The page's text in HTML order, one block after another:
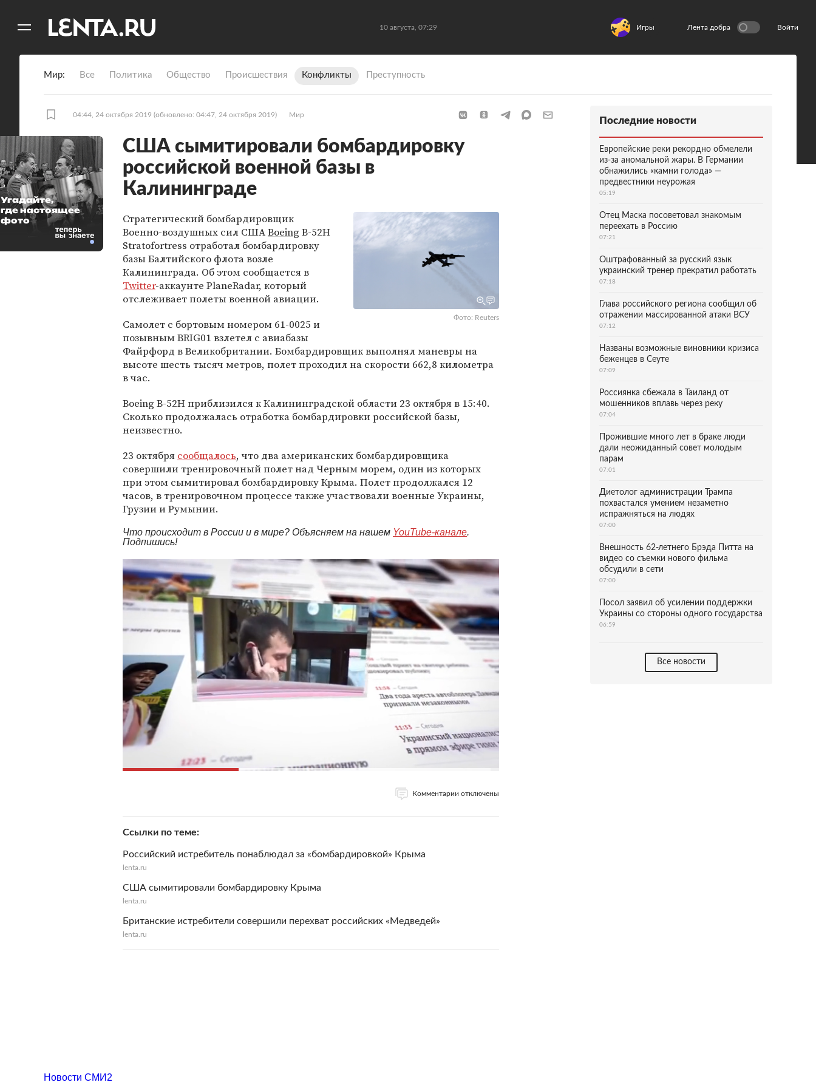
10 августа, 07:29 Игры Лента добра Войти
Мир Все Политика Общество Происшествия Конфликты Преступность
04:44, 24 октября 2019 (обновлено: 04:47, 24 октября 2019) Мир
США сымитировали бомбардировку
российской военной базы в
Калининграде
Фото: Reuters
Стратегический бомбардировщик
Военно-воздушных сил СШАBoeing B-52H
Stratofortress отработал бомбардировку
базы Балтийского флота возле
Калининграда. Об этом сообщается в
Twitter-аккаунте PlaneRadar, который
отслеживает полеты военной авиации.
Самолет с бортовым номером 61-0025 и
позывным BRIG01 взлетел с авиабазы
Файрфорд в Великобритании. Бомбардировщик выполнял маневры на
высоте шесть тысяч метров, полет проходил на скорости 662,8 километра
в час.
Boeing B-52H приблизился к Калининградской области 23 октября в 15:40.
Сколько продолжалась отработка бомбардировки российской базы,
неизвестно.
23 октября сообщалось, что два американских бомбардировщика
совершили тренировочный полет над Черным морем, один из которых
при этом сымитировал бомбардировку Крыма. Полет продолжался 12
часов, в тренировочном процессе также участвовали военные Украины,
Грузии и Румынии.
Что происходит в России и в мире? Объясняем на нашем YouTube-канале.
Подпишись!
Комментарии отключены
Ссылки по теме
Российский истребитель понаблюдал за «бомбардировкой» Крыма
lenta.ru
США сымитировали бомбардировку Крыма
lenta.ru
Британские истребители совершили перехват российских «Медведей»
lenta.ru
Угадайте,
где настоящее
фото
Последние новости
Европейские реки рекордно обмелели
из-за аномальной жары. В Германии
обнажились «камни голода» —
предвестники неурожая
05:19
Отец Маска посоветовал знакомым
переехать в Россию
07:21
Оштрафованный за русский язык
украинский тренер прекратил работать
07:18
Глава российского региона сообщил об
отражении массированной атаки ВСУ
07:12
Названы возможные виновники кризиса
беженцев в Сеуте
07:09
Россиянка сбежала в Таиланд от
мошенников вплавь через реку
07:04
Прожившие много лет в браке люди
дали неожиданный совет молодым
парам
07:01
Диетолог администрации Трампа
похвастался умением незаметно
испражняться на людях
07:00
Внешность 62-летнего Брэда Питта на
видео со съемки нового фильма
обсудили в сети
07:00
Посол заявил об усилении поддержки
Украины со стороны одного государства
06:59
Все новости
Новости СМИ2